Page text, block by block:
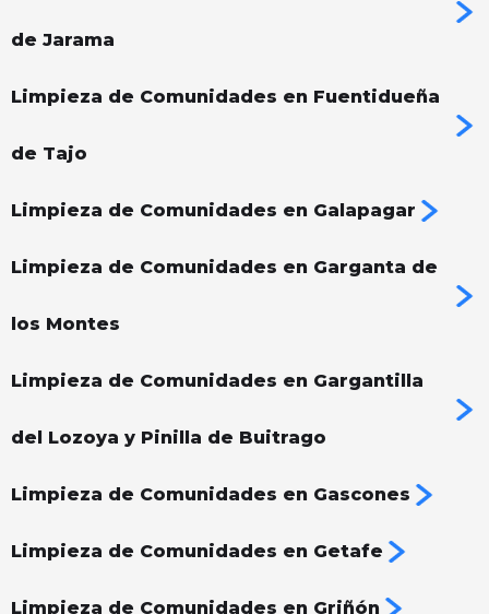
de Jarama
Limpieza de Comunidades en Fuentidueña
de Tajo
Limpieza de Comunidades en Galapagar
Limpieza de Comunidades en Garganta de
los Montes
Limpieza de Comunidades en Gargantilla
del Lozoya y Pinilla de Buitrago
Limpieza de Comunidades en Gascones
Limpieza de Comunidades en Getafe
Limpieza de Comunidades en Griñón